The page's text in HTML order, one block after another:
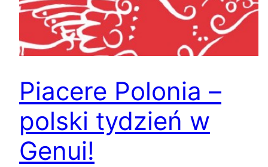
Piacere Polonia –
polski tydzień w
Genui!